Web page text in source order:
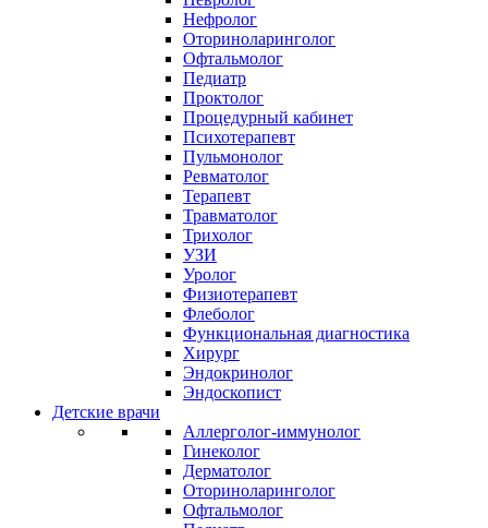
Нефролог
Оториноларинголог
Офтальмолог
Педиатр
Проктолог
Процедурный кабинет
Психотерапевт
Пульмонолог
Ревматолог
Терапевт
Травматолог
Трихолог
УЗИ
Уролог
Физиотерапевт
Флеболог
Функциональная диагностика
Хирург
Эндокринолог
Эндоскопист
Детские врачи
Аллерголог-иммунолог
Гинеколог
Дерматолог
Оториноларинголог
Офтальмолог